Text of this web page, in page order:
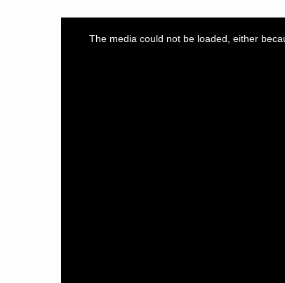
The media could not be loaded, either